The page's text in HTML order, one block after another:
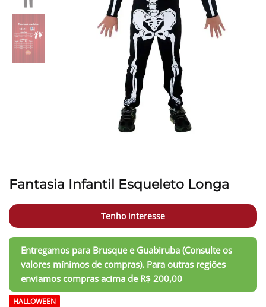
Fantasia Infantil Esqueleto Longa
Tenho interesse
HALLOWEEN